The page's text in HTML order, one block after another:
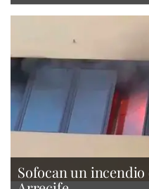
Sofocan un